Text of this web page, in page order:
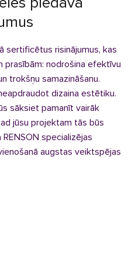
sertificētus risinājumus, kas
prasībām: nodrošina efektīvu
trokšņu samazināšanu.
dizaina estētiku.
sāksiet pamanīt vairāk
jūsu projektam tās būs
specializējas
augstas veiktspējas